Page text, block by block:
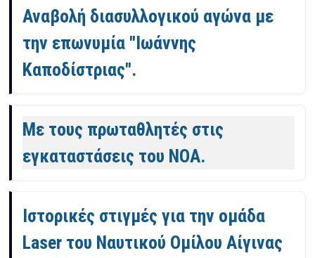
Αναβολή διασυλλογικού αγώνα με
την επωνυμία "Ιωάννης
Καποδίστριας".
Με τους πρωταθλητές στις
εγκαταστάσεις του ΝΟΑ.
Ιστορικές στιγμές για την ομάδα
Laser του Ναυτικού Ομίλου Αίγινας